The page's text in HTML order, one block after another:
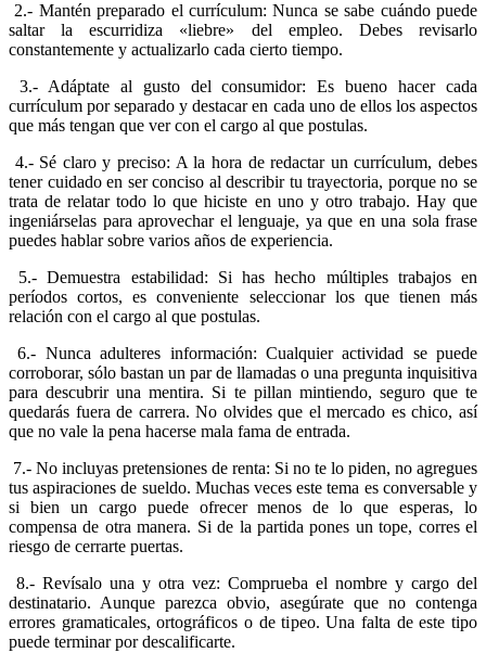
2.- Mantén preparado el currículum: Nunca se sabe cuándo puede
saltar la escurridiza «liebre» del empleo. Debes revisarlo
constantemente y actualizarlo cada cierto tiempo.
3.- Adáptate al gusto del consumidor: Es bueno hacer cada
currículum por separado y destacar en cada uno de ellos los aspectos
que más tengan que ver con el cargo al que postulas.
4.- Sé claro y preciso: A la hora de redactar un currículum, debes
tener cuidado en ser conciso al describir tu trayectoria, porque no se
trata de relatar todo lo que hiciste en uno y otro trabajo. Hay que
ingeniárselas para aprovechar el lenguaje, ya que en una sola frase
puedes hablar sobre varios años de experiencia.
5.- Demuestra estabilidad: Si has hecho múltiples trabajos en
períodos cortos, es conveniente seleccionar los que tienen más
relación con el cargo al que postulas.
6.- Nunca adulteres información: Cualquier actividad se puede
corroborar, sólo bastan un par de llamadas o una pregunta inquisitiva
para descubrir una mentira. Si te pillan mintiendo, seguro que te
quedarás fuera de carrera. No olvides que el mercado es chico, así
que no vale la pena hacerse mala fama de entrada.
7.- No incluyas pretensiones de renta: Si no te lo piden, no agregues
tus aspiraciones de sueldo. Muchas veces este tema es conversable y
si bien un cargo puede ofrecer menos de lo que esperas, lo
compensa de otra manera. Si de la partida pones un tope, corres el
riesgo de cerrarte puertas.
8.- Revísalo una y otra vez: Comprueba el nombre y cargo del
destinatario. Aunque parezca obvio, asegúrate que no contenga
errores gramaticales, ortográficos o de tipeo. Una falta de este tipo
puede terminar por descalificarte.